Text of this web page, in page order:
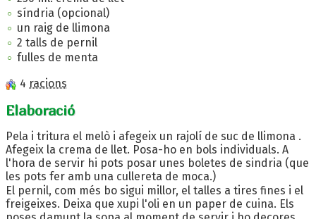
síndria (opcional)
un raig de llimona
2 talls de pernil
fulles de menta
4 racions
Elaboració
Pela i tritura el melò i afegeix un rajolí de suc de llimona .
Afegeix la crema de llet. Posa-ho en bols individuals. A
l'hora de servir hi pots posar unes boletes de sindria (que
les pots fer amb una cullereta de moca.)
El pernil, com més bo sigui millor, el talles a tires fines i el
freigeixes. Deixa que xupi l'oli en un paper de cuina. Els